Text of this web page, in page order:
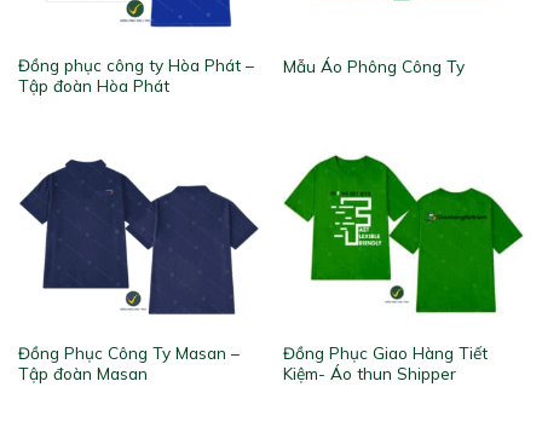
Đồng phục công ty Hòa Phát –
Tập đoàn Hòa Phát
Mẫu Áo Phông Công Ty
Đồng Phục Công Ty Masan –
Tập đoàn Masan
Đồng Phục Giao Hàng Tiết
Kiệm- Áo thun Shipper